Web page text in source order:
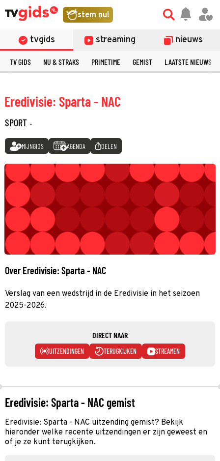
stem nu!
tvgids streaming nieuws
TV GIDS NU & STRAKS PRIMETIME GEMIST LAATSTE NIEUWS
Eredivisie: Sparta - NAC
SPORT ·
MIJNGIDS AGENDA DELEN
Over Eredivisie: Sparta - NAC
Verslag van een wedstrijd in de Eredivisie in het seizoen
2025-2026.
DIRECT NAAR
UITZENDINGEN TERUGKIJKEN STREAMEN
Eredivisie: Sparta - NAC gemist
Eredivisie: Sparta - NAC uitzending gemist? Bekijk
hieronder welke recente uitzendingen er zijn geweest en
of je ze kunt terugkijken.